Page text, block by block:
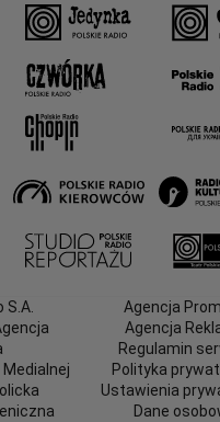
S.A.
Agencja
Agencja
Regulamin
Polityka
Ustawienia
Dane